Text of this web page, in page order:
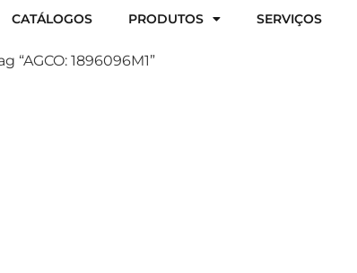
CATÁLOGOS PRODUTOS SERVIÇOS
1896096M1”